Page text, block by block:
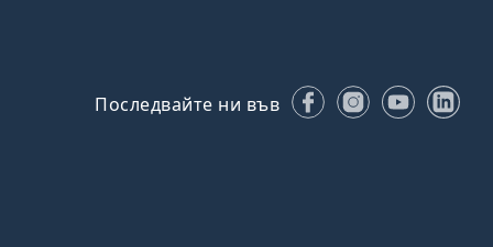
Последвайте ни във FacebookInstagram
YouTube